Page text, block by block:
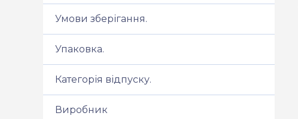
Умови зберігання.
Упаковка.
Категорія відпуску.
Виробник